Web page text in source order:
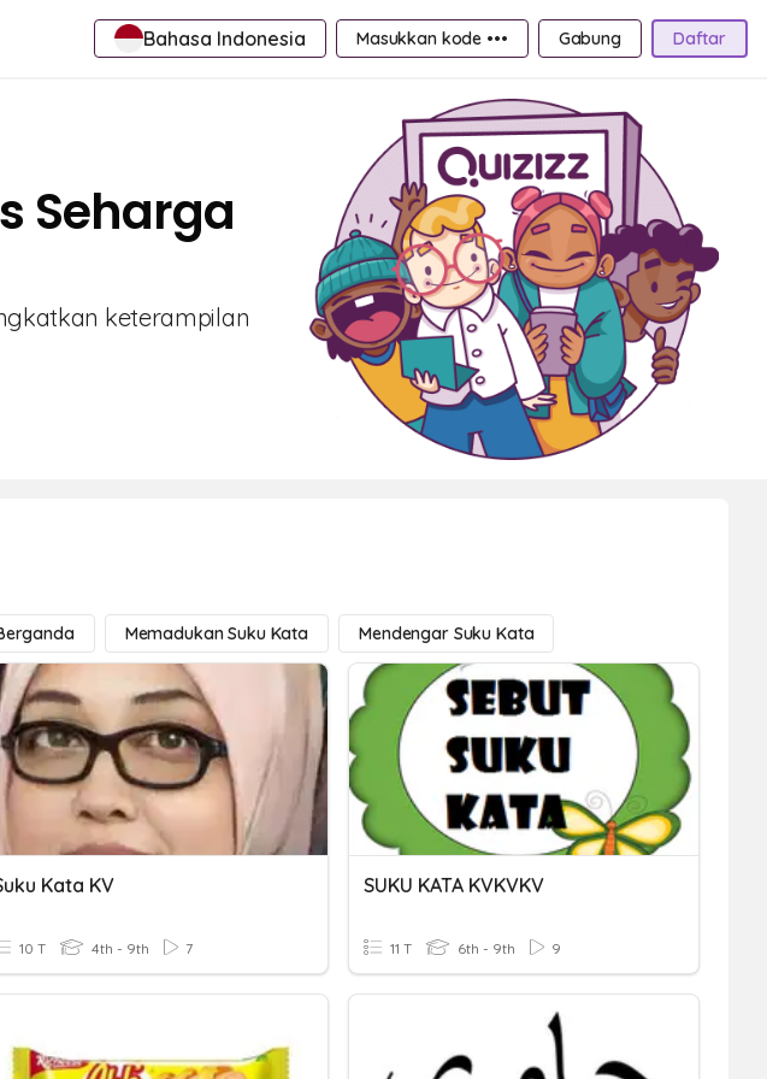
Bahasa Indonesia Masukkan kode ••• Gabung Daftar
Seharga
keterampilan
Memadukan Suku Kata Mendengar Suku Kata
Kata KV
10 T 4th - 9th 7
SUKU KATA KVKVKV
11 T 6th - 9th 9